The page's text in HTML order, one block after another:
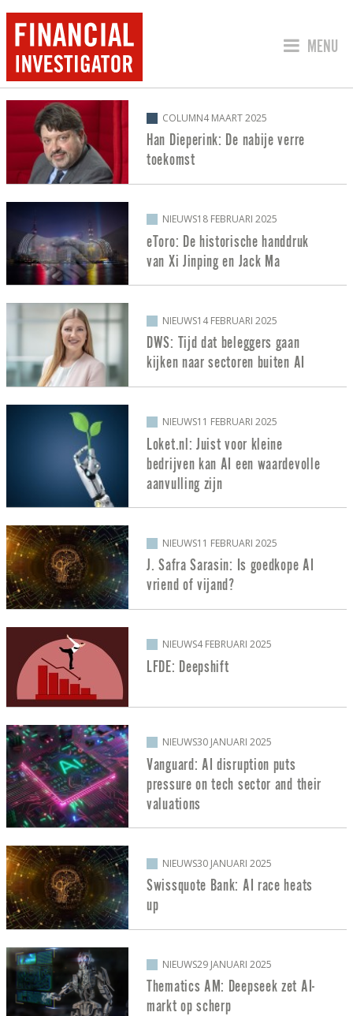
SPRING
MENU
BERICHTEN OVER ARTIFICIAL
COLUMN4 MAART 2025
Han Dieperink: De nabije verre
toekomst
NIEUWS18 FEBRUARI 2025
eToro: De historische handdruk
van Xi Jinping en Jack Ma
NIEUWS14 FEBRUARI 2025
DWS: Tijd dat beleggers gaan
kijken naar sectoren buiten AI
NIEUWS11 FEBRUARI 2025
Loket.nl: Juist voor kleine
bedrijven kan AI een waardevolle
aanvulling zijn
NIEUWS11 FEBRUARI 2025
J. Safra Sarasin: Is goedkope AI
vriend of vijand?
NIEUWS4 FEBRUARI 2025
LFDE: Deepshift
NIEUWS30 JANUARI 2025
Vanguard: AI disruption puts
pressure on tech sector and their
valuations
NIEUWS30 JANUARI 2025
Swissquote Bank: AI race heats
up
NIEUWS29 JANUARI 2025
Thematics AM: Deepseek zet AI-
markt op scherp